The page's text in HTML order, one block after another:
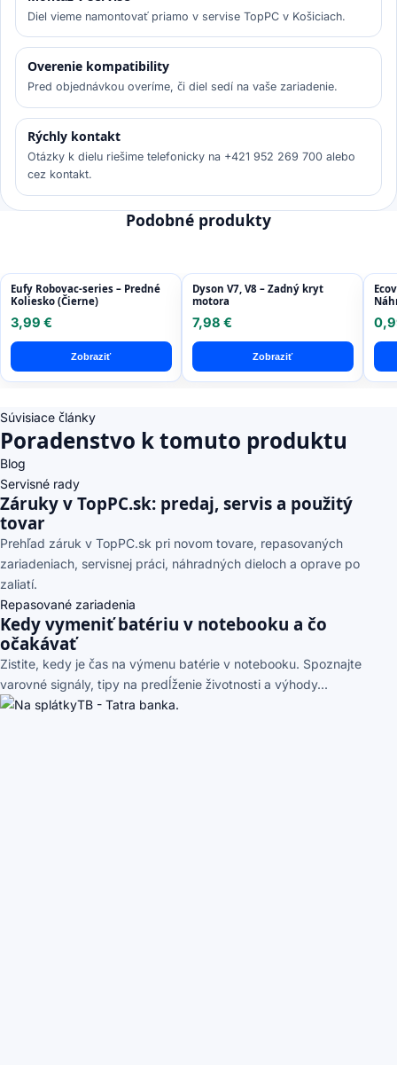
Diel vieme namontovať priamo v servise TopPC v Košiciach.
Overenie kompatibility
Pred objednávkou overíme, či diel sedí na vaše zariadenie.
Rýchly kontakt
Otázky k dielu riešime telefonicky na +421 952 269 700 alebo
cez kontakt.
Podobné produkty
Eufy Robovac-series – Predné
Koliesko (Čierne)
3,99 €
Zobraziť
Dyson V7, V8 – Zadný kryt
motora
7,98 €
Zobraziť
Súvisiace články
Poradenstvo k tomuto produktu
Blog
Servisné rady
Záruky v TopPC.sk: predaj, servis a použitý
tovar
Prehľad záruk v TopPC.sk pri novom tovare, repasovaných
zariadeniach, servisnej práci, náhradných dieloch a oprave po
zaliatí.
Repasované zariadenia
Kedy vymeniť batériu v notebooku a čo
očakávať
Zistite, kedy je čas na výmenu batérie v notebooku. Spoznajte
varovné signály, tipy na predĺženie životnosti a výhody...